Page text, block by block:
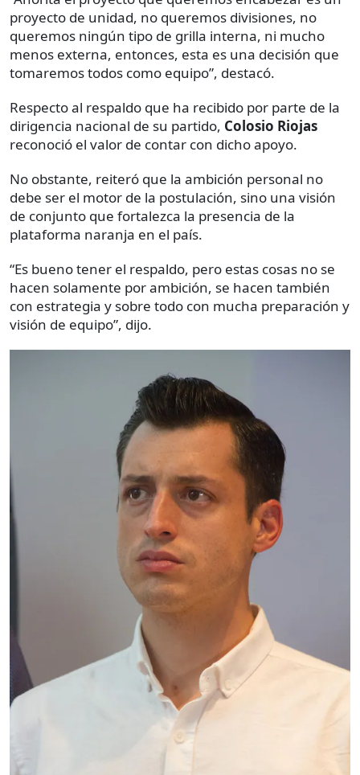
proyecto de unidad, no queremos divisiones, no
queremos ningún tipo de grilla interna, ni mucho
menos externa, entonces, esta es una decisión que
tomaremos todos como equipo”, destacó.
Respecto al respaldo que ha recibido por parte de la
dirigencia nacional de su partido, Colosio Riojas
reconoció el valor de contar con dicho apoyo.
No obstante, reiteró que la ambición personal no
debe ser el motor de la postulación, sino una visión
de conjunto que fortalezca la presencia de la
plataforma naranja en el país.
“Es bueno tener el respaldo, pero estas cosas no se
hacen solamente por ambición, se hacen también
con estrategia y sobre todo con mucha preparación y
visión de equipo”, dijo.